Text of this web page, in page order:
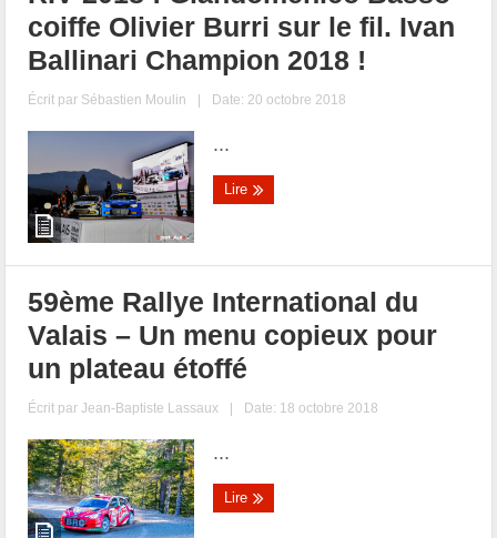
coiffe Olivier Burri sur le fil. Ivan
Ballinari Champion 2018 !
Écrit par Sébastien Moulin | Date: 20 octobre 2018
...
Lire
59ème Rallye International du
Valais – Un menu copieux pour
un plateau étoffé
Écrit parJean-Baptiste Lassaux | Date: 18 octobre 2018
...
Lire